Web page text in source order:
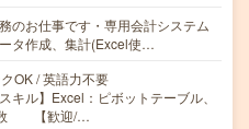
のお仕事です・専用会計システム
タ作成、集計(Excel使…
OK / 英語力不要
キル】Excel：ピボットテーブル、
数 【歓迎/…